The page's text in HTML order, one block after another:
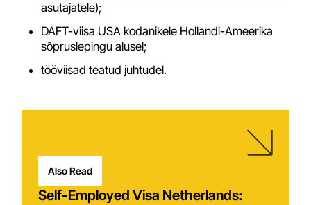
asutajatele);
DAFT-viisa USA kodanikele Hollandi-Ameerika
sõpruslepingu alusel;
tööviisad teatud juhtudel.
Also Read
Self-Employed Visa Netherlands: